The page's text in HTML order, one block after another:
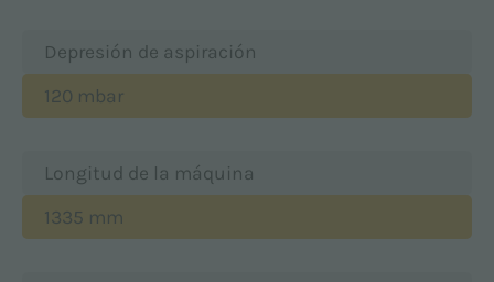
Depresión de aspiración
120 mbar
Longitud de la máquina
1335 mm